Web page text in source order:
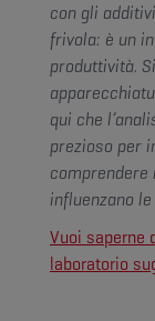
con gli
frivola: è un
produttività.
qui che
prezioso per
comprendere
influenzano
Vuoi saperne
laboratorio